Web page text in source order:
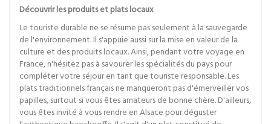
Découvrir les produits et plats locaux
Le touriste durable ne se résume pas seulement à la sauvegarde
de l'environnement. Il s'appuie aussi sur la mise en valeur de la
culture et des produits locaux. Ainsi, pendant votre voyage en
France, n'hésitez pas à savourer les spécialités du pays pour
compléter votre séjour en tant que touriste responsable. Les
plats traditionnels français ne manqueront pas d'émerveiller vos
papilles, surtout si vous êtes amateurs de bonne chère. D'ailleurs,
vous êtes invité à vous rendre en Alsace pour déguster